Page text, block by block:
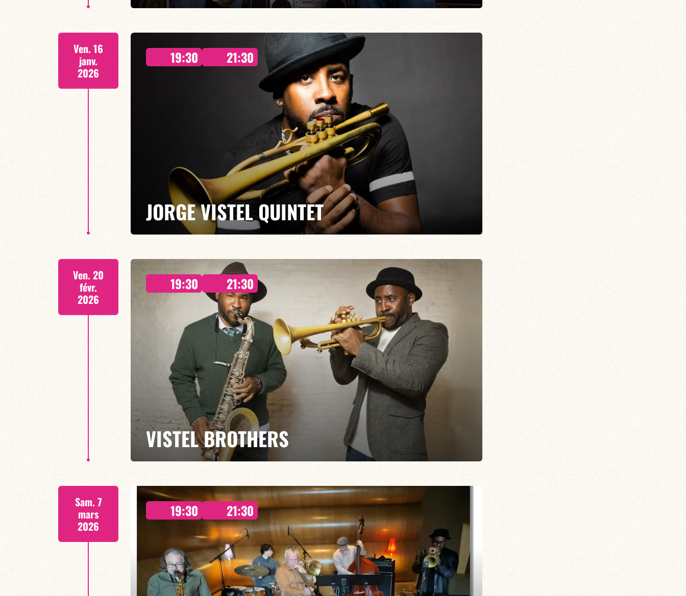
Entre transe afro-cubaine et souffle contemporain
Ven. 16
janv.
2026
19:30 21:30
JORGE VISTEL QUINTET
Jorge Vistel/Stephane Payen/Josef Dumoulin/Jean-Philippe Monel/Fabrice Moreau
Décidé à soutenir des artistes en devenir, notre Club propose une série de résidences
bimestrielles (1 concert tous les deux mois) qui leur permet de proposer un projet
créatif et de le développer dans un environnement propice à la création.
EN SAVOIR PLUS
Ven. 20
févr.
2026
19:30 21:30
VISTEL BROTHERS
Jorge Vistel / Maikel Vistel / Benoit Delbecq / Jean-Philippe Morel / Guilhem Flouzat
Entre transe afro-cubaine et souffle contemporain
EN SAVOIR PLUS
Sam. 7
mars
2026
19:30 21:30